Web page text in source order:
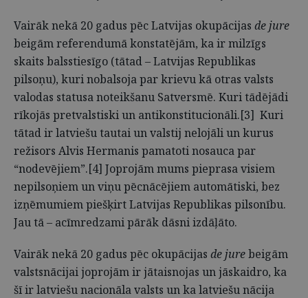
Vairāk nekā 20 gadus pēc Latvijas okupācijas de jure
beigām referendumā konstatējām, ka ir milzīgs
skaits balsstiesīgo (tātad – Latvijas Republikas
pilsoņu), kuri nobalsoja par krievu kā otras valsts
valodas statusa noteikšanu Satversmē. Kuri tādējādi
rīkojās pretvalstiski un antikonstitucionāli.[3] Kuri
tātad ir latviešu tautai un valstij nelojāli un kurus
režisors Alvis Hermanis pamatoti nosauca par
“nodevējiem”.[4] Joprojām mums pieprasa visiem
nepilsoņiem un viņu pēcnācējiem automātiski, bez
izņēmumiem piešķirt Latvijas Republikas pilsonību.
Jau tā – acīmredzami pārāk dāsni izdāļāto.
Vairāk nekā 20 gadus pēc okupācijas de jurebeigām
valstsnācijai joprojām ir jātaisnojas un jāskaidro, ka
šī ir latviešu nacionāla valsts un ka latviešu nācija